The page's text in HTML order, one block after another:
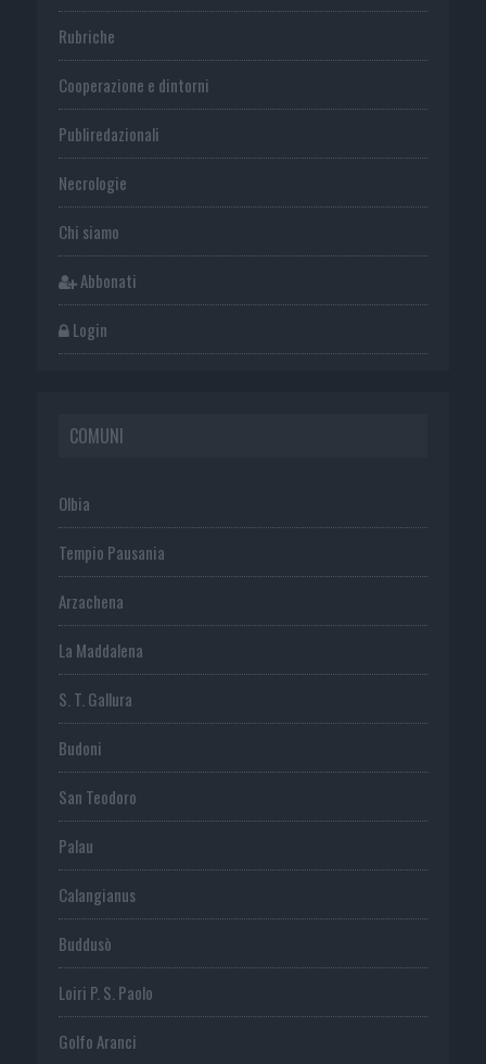
Rubriche
Cooperazione e dintorni
Publiredazionali
Necrologie
Chi siamo
Abbonati
Login
COMUNI
Olbia
Tempio Pausania
Arzachena
La Maddalena
S. T. Gallura
Budoni
San Teodoro
Palau
Calangianus
Buddusò
Loiri P. S. Paolo
Golfo Aranci